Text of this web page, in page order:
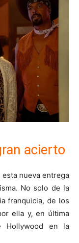
acierto
nueva entrega
No solo de la
franquicia, de los
ella y, en última
Hollywood en la